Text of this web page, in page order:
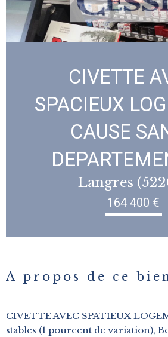
CIVETTE
SPACIEUX
CAUSE
Langres
164 400 €
A propos de ce
CIVETTE AVEC SPATIEUX
stables (1 pourcent de variation),